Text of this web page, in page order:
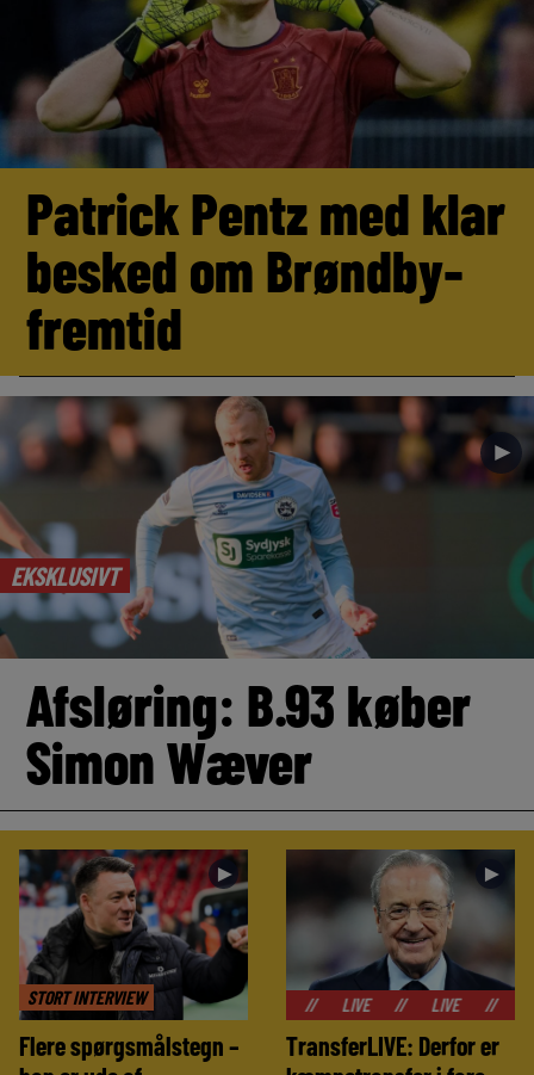
Patrick Pentz med klar
besked om Brøndby-
fremtid
EKSKLUSIVT
►
Afsløring: B.93 køber
Simon Wæver
STORT INTERVIEW
►
Flere spørgsmålstegn –
►
// LIVE LIVE //
TransferLIVE: Derfor er